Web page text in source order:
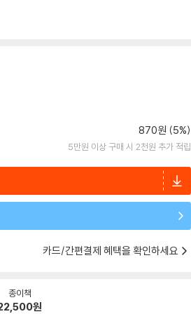
870원 (5%)
5만원 이상 구매 시 2천원 추가 적립
카드/간편결제 혜택을 확인하세요
종이책
원